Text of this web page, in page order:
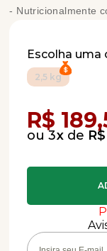
- Nutricionalmente
Escolha uma
2,5 kg
R$
3x de